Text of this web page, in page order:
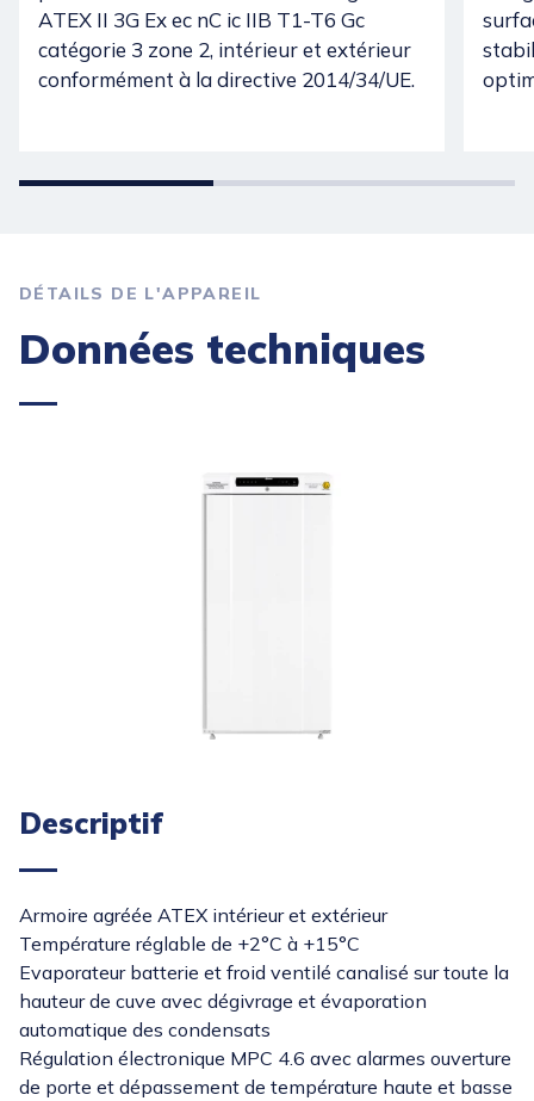
ATEX II 3G Ex ec nC ic IIB T1-T6 Gc
catégorie 3 zone 2, intérieur et extérieur
conformément à la directive 2014/34/UE.
DÉTAILS DE L'APPAREIL
Données techniques
Descriptif
Armoire agréée ATEX intérieur et extérieur
Température réglable de +2°C à +15°C
Evaporateur batterie et froid ventilé canalisé sur toute la
hauteur de cuve avec dégivrage et évaporation
automatique des condensats
Régulation électronique MPC 4.6 avec alarmes ouverture
de porte et dépassement de température haute et basse